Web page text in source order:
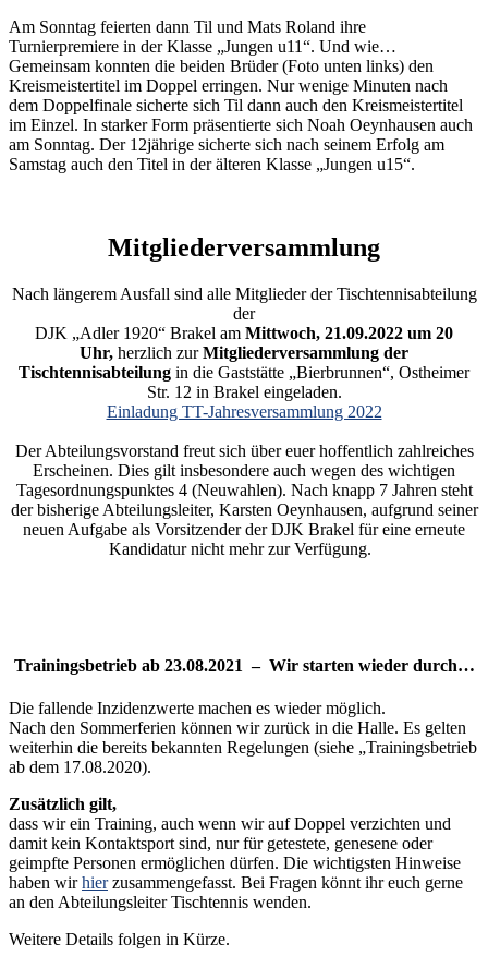
Am Sonntag feierten dann Til und Mats Roland ihre
Turnierpremiere in der Klasse „Jungen u11“. Und wie…
Gemeinsam konnten die beiden Brüder (Foto unten links) den
Kreismeistertitel im Doppel erringen. Nur wenige Minuten nach
dem Doppelfinale sicherte sich Til dann auch den Kreismeistertitel
im Einzel. In starker Form präsentierte sich Noah Oeynhausen auch
am Sonntag. Der 12jährige sicherte sich nach seinem Erfolg am
Samstag auch den Titel in der älteren Klasse „Jungen u15“.
Mitgliederversammlung
Nach längerem Ausfall sind alle Mitglieder der Tischtennisabteilung
der
DJK „Adler 1920“ Brakel am Mittwoch, 21.09.2022 um 20
Uhr, herzlich zurMitgliederversammlung der
Tischtennisabteilung in die Gaststätte „Bierbrunnen“, Ostheimer
Str. 12 in Brakel eingeladen.
Einladung TT-Jahresversammlung 2022
Der Abteilungsvorstand freut sich über euer hoffentlich zahlreiches
Erscheinen. Dies gilt insbesondere auch wegen des wichtigen
Tagesordnungspunktes 4 (Neuwahlen). Nach knapp 7 Jahren steht
der bisherige Abteilungsleiter, Karsten Oeynhausen, aufgrund seiner
neuen Aufgabe als Vorsitzender der DJK Brakel für eine erneute
Kandidatur nicht mehr zur Verfügung.
Trainingsbetrieb ab 23.08.2021 – Wir starten wieder durch…
Die fallende Inzidenzwerte machen es wieder möglich.
Nach den Sommerferien können wir zurück in die Halle. Es gelten
weiterhin die bereits bekannten Regelungen (siehe „Trainingsbetrieb
ab dem 17.08.2020).
Zusätzlich gilt,
dass wir ein Training, auch wenn wir auf Doppel verzichten und
damit kein Kontaktsport sind, nur für getestete, genesene oder
geimpfte Personen ermöglichen dürfen. Die wichtigsten Hinweise
haben wirhierzusammengefasst. Bei Fragen könnt ihr euch gerne
an den Abteilungsleiter Tischtennis wenden.
Weitere Details folgen in Kürze.